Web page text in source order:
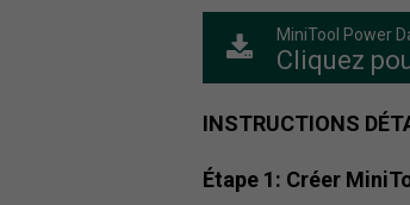
MiniTool Power
Cliquez
INSTRUCTIONS
Étape 1: Créer